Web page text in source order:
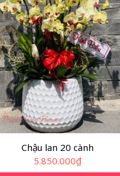
Chậu lan 20 cành
5.850.000₫